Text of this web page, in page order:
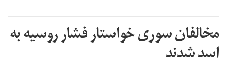
مخالفان سوری خواستار فشار روسیه به
اسد شدند